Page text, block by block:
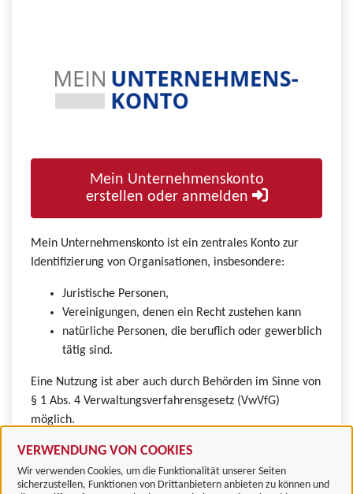
VERWENDUNG VON COOKIES
Wir verwenden Cookies, um die Funktionalität unserer Seiten
sicherzustellen, Funktionen von Drittanbietern anbieten zu können und
Mein Unternehmenskonto
erstellen oder anmelden
Mein Unternehmenskonto ist ein zentrales Konto zur
Identifizierung von Organisationen, insbesondere:
Juristische Personen,
Vereinigungen, denen ein Recht zustehen kann
natürliche Personen, die beruflich oder gewerblich
tätig sind.
Eine Nutzung ist aber auch durch Behörden im Sinne von
§ 1 Abs. 4 Verwaltungsverfahrensgesetz (VwVfG)
möglich.